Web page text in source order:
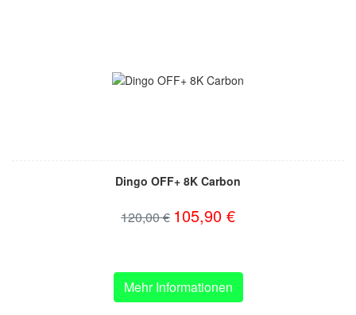
Dingo OFF+ 8K Carbon
120,00 € 105,90 €
Mehr Informationen